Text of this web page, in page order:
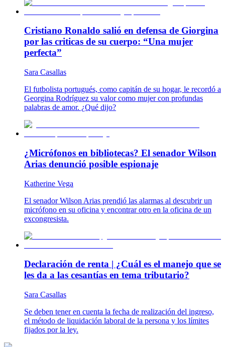
Cristiano Ronaldo salió en defensa de Giorgina
por las criticas de su cuerpo: “Una mujer
perfecta”
Sara Casallas
El futbolista portugués, como capitán de su hogar, le recordó a
Georgina Rodríguez su valor como mujer con profundas
palabras de amor. ¿Qué dijo?
¿Micrófonos en bibliotecas? El senador Wilson
Arias denunció posible espionaje
Katherine Vega
El senador Wilson Arias prendió las alarmas al descubrir un
micrófono en su oficina y encontrar otro en la oficina de un
excongresista.
Declaración de renta | ¿Cuál es el manejo que se
les da a las cesantías en tema tributario?
Sara Casallas
Se deben tener en cuenta la fecha de realización del ingreso,
el método de liquidación laboral de la persona y los límites
fijados por la ley.